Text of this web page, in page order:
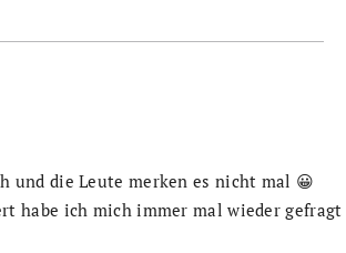
und die Leute merken es nicht mal 😀
habe ich mich immer mal wieder gefragt